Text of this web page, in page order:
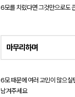
6모를 치렀다면 그것만으로도
마무리하며
6모 때문에 여러 고민이 많으실
남겨주세요